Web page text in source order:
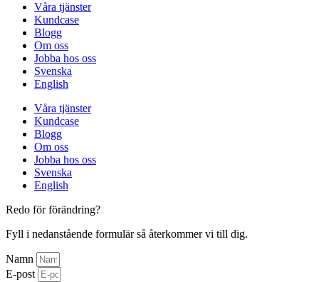
Våra tjänster
Kundcase
Blogg
Om oss
Jobba hos oss
Svenska
English
Våra tjänster
Kundcase
Blogg
Om oss
Jobba hos oss
Svenska
English
Redo för förändring?
Fyll i nedanstående formulär så återkommer vi till dig.
Namn
E-post